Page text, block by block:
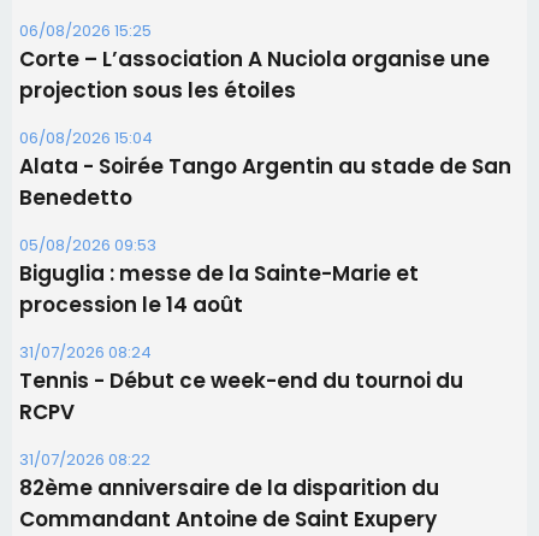
06/08/2026 15:25
Corte – L’association A Nuciola organise une
projection sous les étoiles
06/08/2026 15:04
Alata - Soirée Tango Argentin au stade de San
Benedetto
05/08/2026 09:53
Biguglia : messe de la Sainte-Marie et
procession le 14 août
31/07/2026 08:24
Tennis - Début ce week-end du tournoi du
RCPV
31/07/2026 08:22
82ème anniversaire de la disparition du
Commandant Antoine de Saint Exupery